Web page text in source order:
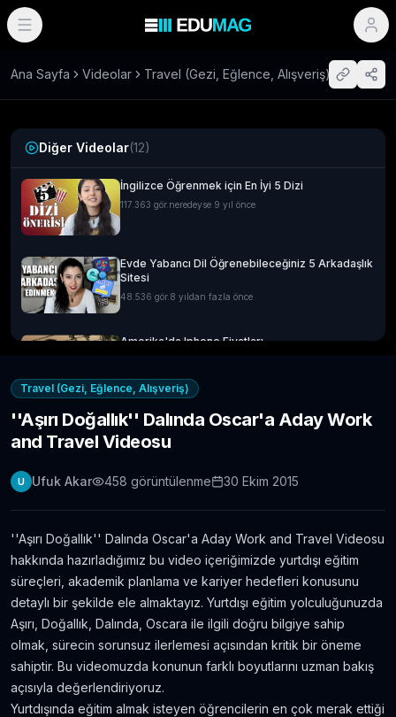
Ana Sayfa Videolar Travel (Gezi, Eğlence, Alışveriş)
Diğer Videolar(12)
İngilizce Öğrenmek için En İyi 5 Dizi
117.363 gör. neredeyse 9 yıl önce
Evde Yabancı Dil Öğrenebileceğiniz 5 Arkadaşlık
Sitesi
48.536 gör. 8 yıldan fazla önce
Amerika'da Iphone Fiyatları
Londra Erasmus Stajı Hikayem ve Tavsiyelerim
11.304gör. 9 yıldan fazla önce
Evde Dil Öğren
İngilizce Öğrenmek için 30 Youtube Kanalı
Avustralya’da Çekilmiş 7 Efsane Film
6.403gör.neredeyse 11 yıl önce
Travel (Gezi, Eğlence, Alışveriş)
''Aşırı Doğallık'' Dalında Oscar'a Aday Work
and Travel Videosu
U Ufuk Akar 458 görüntülenme 30 Ekim 2015
''Aşırı Doğallık'' Dalında Oscar'a Aday Work and Travel Videosu
hakkında hazırladığımız bu video içeriğimizde yurtdışı eğitim
süreçleri, akademik planlama ve kariyer hedefleri konusunu
detaylı bir şekilde ele almaktayız. Yurtdışı eğitim yolculuğunuzda
Aşırı, Doğallık, Dalında, Oscara ile ilgili doğru bilgiye sahip
olmak, sürecin sorunsuz ilerlemesi açısından kritik bir öneme
sahiptir. Bu videomuzda konunun farklı boyutlarını uzman bakış
açısıyla değerlendiriyoruz.
Yurtdışında eğitim almak isteyen öğrencilerin en çok merak ettiği